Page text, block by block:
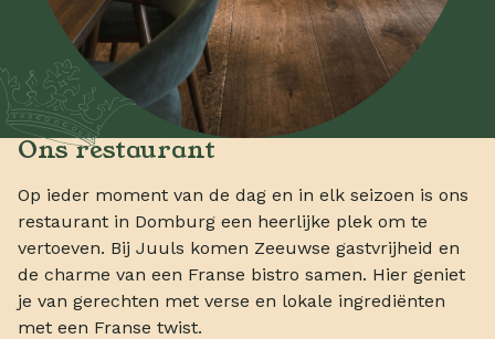
Ons restaurant
Op ieder moment van de dag en in elk seizoen is ons
restaurant in Domburg een heerlijke plek om te
vertoeven. Bij Juuls komen Zeeuwse gastvrijheid en
de charme van een Franse bistro samen. Hier geniet
je van gerechten met verse en lokale ingrediënten
met een Franse twist.